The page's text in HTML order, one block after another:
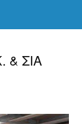
& ΣΙΑ